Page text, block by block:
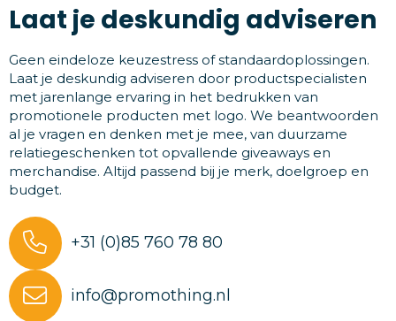
Laat je deskundig adviseren
Geen eindeloze keuzestress of standaardoplossingen.
Laat je deskundig adviseren door productspecialisten
met jarenlange ervaring in het bedrukken van
promotionele producten met logo. We beantwoorden
al je vragen en denken met je mee, van duurzame
relatiegeschenken tot opvallende giveaways en
merchandise. Altijd passend bij je merk, doelgroep en
budget.
+31 (0)85 760 78 80
info@promothing.nl